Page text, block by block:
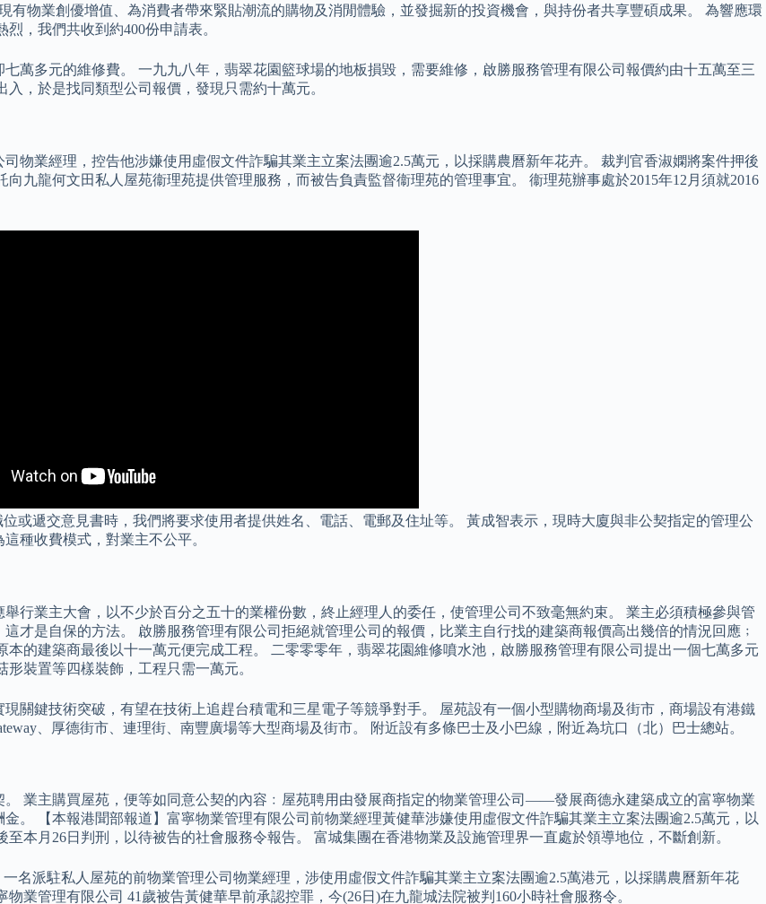
物業創優增值、為消費者帶來緊貼潮流的購物及消閒體驗，並發掘新的投資機會，與持份者共享豐碩成果。 為響應環
，我們共收到約400份申請表。
萬多元的維修費。 一九九八年，翡翠花園籃球場的地板損毀，需要維修，啟勝服務管理有限公司報價約由十五萬至三
，於是找同類型公司報價，發現只需約十萬元。
物業經理，控告他涉嫌使用虛假文件詐騙其業主立案法團逾2.5萬元，以採購農曆新年花卉。 裁判官香淑嫻將案件押後
九龍何文田私人屋苑衞理苑提供管理服務，而被告負責監督衞理苑的管理事宜。 衞理苑辦事處於2015年12月須就2016
或遞交意見書時，我們將要求使用者提供姓名、電話、電郵及住址等。 黃成智表示，現時大廈與非公契指定的管理公
種收費模式，對業主不公平。
行業主大會，以不少於百分之五十的業權份數，終止經理人的委任，使管理公司不致毫無約束。 業主必須積極參與管
才是自保的方法。 啟勝服務管理有限公司拒絕就管理公司的報價，比業主自行找的建築商報價高出幾倍的情況回應﹔
的建築商最後以十一萬元便完成工程。 二零零零年，翡翠花園維修噴水池，啟勝服務管理有限公司提出一個七萬多元
裝置等四樣裝飾，工程只需一萬元。
關鍵技術突破，有望在技術上追趕台積電和三星電子等競爭對手。 屋苑設有一個小型購物商場及街市，商場設有港鐵
、厚德街市、連理街、南豐廣場等大型商場及街市。 附近設有多條巴士及小巴線，附近為坑口（北）巴士總站。
業主購買屋苑，便等如同意公契的內容﹕屋苑聘用由發展商指定的物業管理公司——發展商德永建築成立的富寧物業
。 【本報港聞部報道】富寧物業管理有限公司前物業經理黃健華涉嫌使用虛假文件詐騙其業主立案法團逾2.5萬元，以
本月26日判刑，以待被告的社會服務令報告。 富城集團在香港物業及設施管理界一直處於領導地位，不斷創新。
名派駐私人屋苑的前物業管理公司物業經理，涉使用虛假文件詐騙其業主立案法團逾2.5萬港元，以採購農曆新年花
業管理有限公司 41歲被告黃健華早前承認控罪，今(26日)在九龍城法院被判160小時社會服務令。